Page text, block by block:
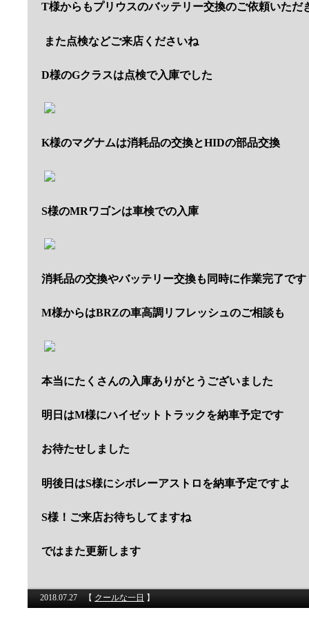
T様からもプリウスのバッテリー交換のご依頼いただ
また点検などご来店くださいね
D様のGクラスは点検で入庫でした
K様のマグナムは消耗品の交換とHIDの部品交換
S様のMRワゴンは車検での入庫
消耗品の交換やバッテリー交換も同時に作業完了です
M様からはBRZの車高調リフレッシュのご相談も
本当にたくさんの入庫ありがとうございました
明日はM様にハイゼットトラックを納車予定です
お待たせしました
明後日はS様にシボレーアストロを納車予定ですよ
S様！ご来店お待ちしてますね
ではまた更新します
2018.07.27 【 クールな一日 】